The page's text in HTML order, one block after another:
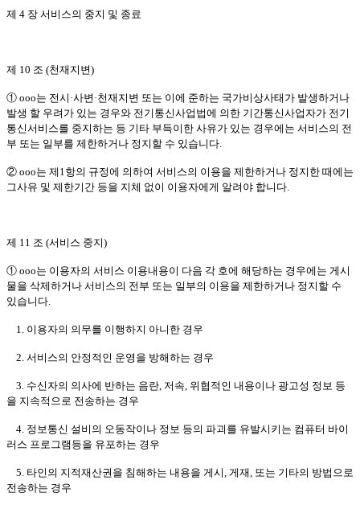
제 4 장 서비스의 중지 및 종료
제 10 조 (천재지변)
① ooo는 전시·사변·천재지변 또는 이에 준하는 국가비상사태가 발생하거나
발생 할 우려가 있는 경우와 전기통신사업법에 의한 기간통신사업자가 전기
통신서비스를 중지하는 등 기타 부득이한 사유가 있는 경우에는 서비스의 전
부 또는 일부를 제한하거나 정지할 수 있습니다.
② ooo는 제1항의 규정에 의하여 서비스의 이용을 제한하거나 정지한 때에는
그사유 및 제한기간 등을 지체 없이 이용자에게 알려야 합니다.
제 11 조 (서비스 중지)
① ooo는 이용자의 서비스 이용내용이 다음 각 호에 해당하는 경우에는 게시
물을 삭제하거나 서비스의 전부 또는 일부의 이용을 제한하거나 정지할 수
있습니다.
1. 이용자의 의무를 이행하지 아니한 경우
2. 서비스의 안정적인 운영을 방해하는 경우
3. 수신자의 의사에 반하는 음란, 저속, 위협적인 내용이나 광고성 정보 등
을 지속적으로 전송하는 경우
4. 정보통신 설비의 오동작이나 정보 등의 파괴를 유발시키는 컴퓨터 바이
러스 프로그램등을 유포하는 경우
5. 타인의 지적재산권을 침해하는 내용을 게시, 게재, 또는 기타의 방법으로
전송하는 경우